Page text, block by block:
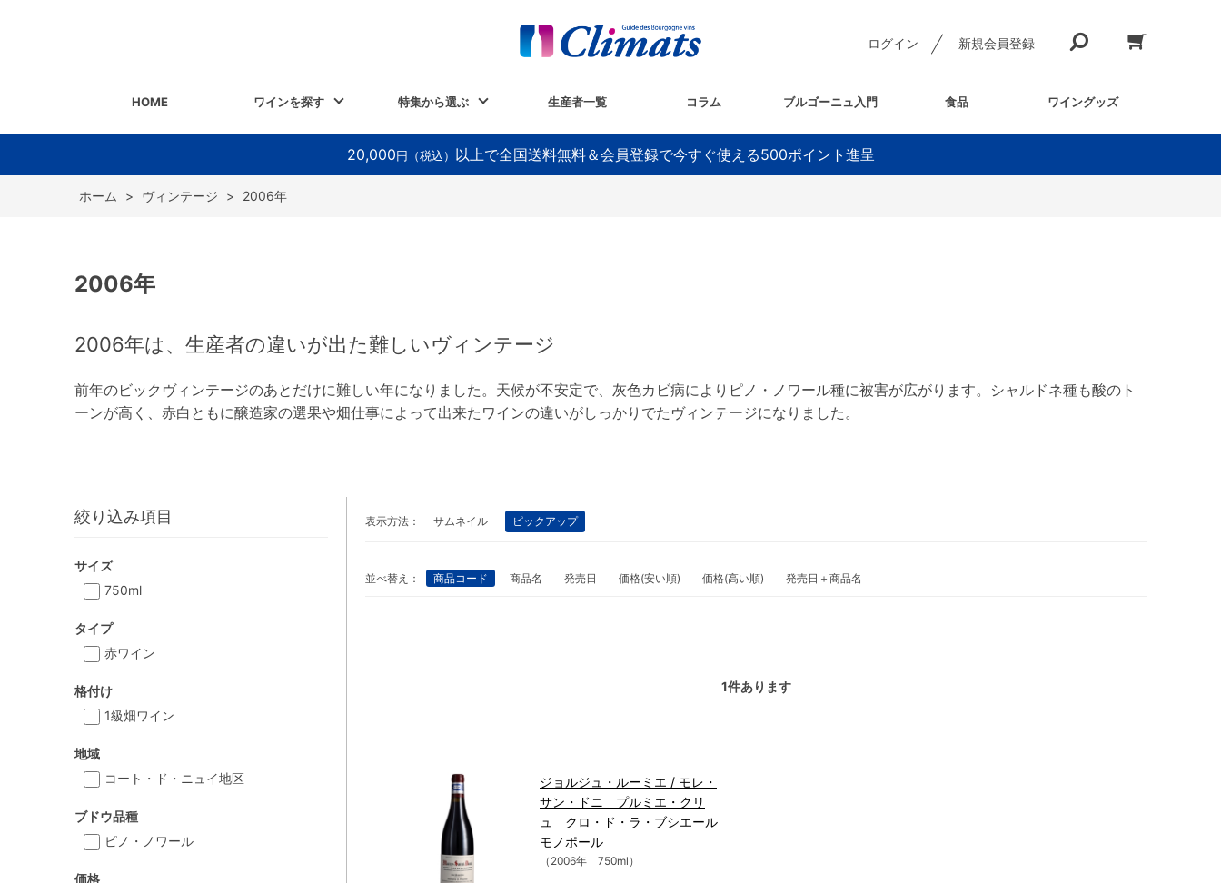
ログイン 新規会員登録
HOME ワインを探す 特集から選ぶ 生産者一覧 コラム ブルゴーニュ入門 食品 ワイングッズ
20,000 円（税込） 以上で全国送料無料＆会員登録で今すぐ使える500ポイント進呈
ホーム > ヴィンテージ > 2006年
2006年
2006年は、生産者の違いが出た難しいヴィンテージ
前年のビックヴィンテージのあとだけに難しい年になりました。天候が不安定で、灰色カビ病によりピノ・ノワール種に被害が広がります。シャルドネ種も酸のト
ーンが高く、赤白ともに醸造家の選果や畑仕事によって出来たワインの違いがしっかりでたヴィンテージになりました。
絞り込み項目
サイズ
750ml
タイプ
赤ワイン
格付け
1級畑ワイン
地域
コート・ド・ニュイ地区
ブドウ品種
ピノ・ノワール
価格
表示方法： サムネイル ピックアップ
並べ替え： 商品コード 商品名 発売日 価格(安い順) 価格(高い順) 発売日＋商品名
1件あります
ジョルジュ・ルーミエ / モレ・
サン・ドニ プルミエ・クリ
ュ クロ・ド・ラ・ブシエール
モノポール
（2006年 750ml）